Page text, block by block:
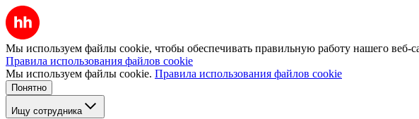
Мы используем файлы cookie, чтобы обеспечивать правильную работу нашего веб-
Правила использования файлов cookie
Мы используем файлы cookie. Правила использования файлов cookie
Понятно
Ищу сотрудника